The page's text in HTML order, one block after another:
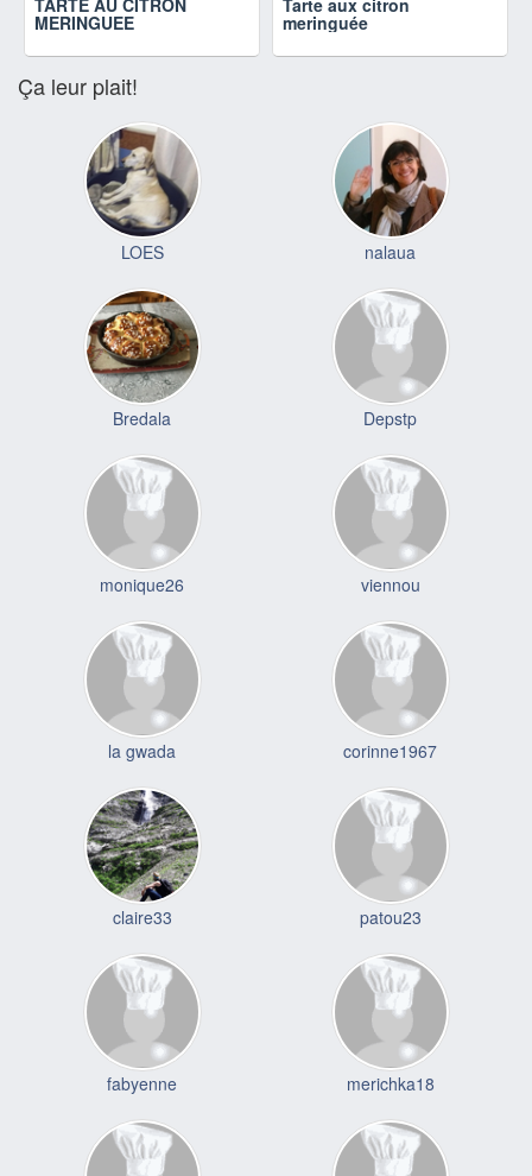
MERINGUEE meringuée
Ça leur plait!
LOES nalaua
Bredala Depstp
monique26 viennou
la gwada corinne1967
claire33 patou23
fabyenne merichka18